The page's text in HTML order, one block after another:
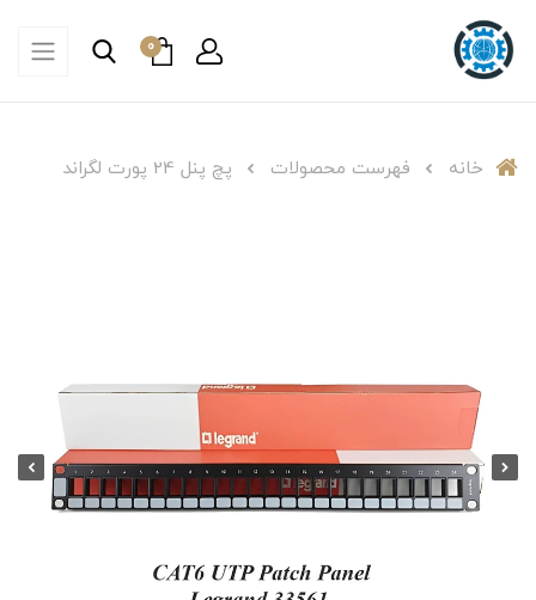
0
خانه فهرست محصولات پچ پنل 24 پورت لگراند